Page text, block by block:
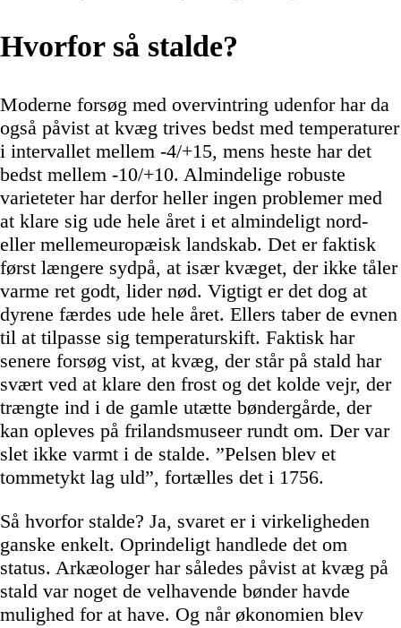
Hvorfor så stalde?
Moderne forsøg med overvintring udenfor har da
også påvist at kvæg trives bedst med temperaturer
i intervallet mellem -4/+15, mens heste har det
bedst mellem -10/+10. Almindelige robuste
varieteter har derfor heller ingen problemer med
at klare sig ude hele året i et almindeligt nord-
eller mellemeuropæisk landskab. Det er faktisk
først længere sydpå, at især kvæget, der ikke tåler
varme ret godt, lider nød. Vigtigt er det dog at
dyrene færdes ude hele året. Ellers taber de evnen
til at tilpasse sig temperaturskift. Faktisk har
senere forsøg vist, at kvæg, der står på stald har
svært ved at klare den frost og det kolde vejr, der
trængte ind i de gamle utætte bøndergårde, der
kan opleves på frilandsmuseer rundt om. Der var
slet ikke varmt i de stalde. ”Pelsen blev et
tommetykt lag uld”, fortælles det i 1756.
Så hvorfor stalde? Ja, svaret er i virkeligheden
ganske enkelt. Oprindeligt handlede det om
status. Arkæologer har således påvist at kvæg på
stald var noget de velhavende bønder havde
mulighed for at have. Og når økonomien blev